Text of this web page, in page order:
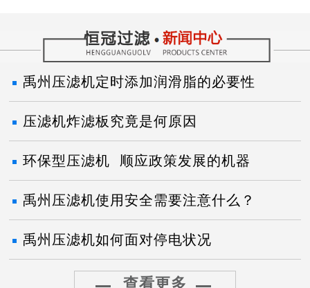
禹州压滤机定时添加润滑脂的必要性
压滤机炸滤板究竟是何原因
环保型压滤机 顺应政策发展的机器
禹州压滤机使用安全需要注意什么？
禹州压滤机如何面对停电状况
查看更多